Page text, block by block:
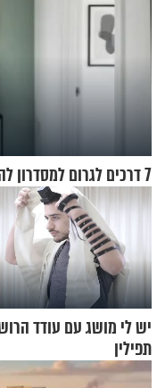
7 דרכים לגרום למסדרון להיות החלל הכי מפתיע בבית
יש לי מושג עם עודד
תפילין